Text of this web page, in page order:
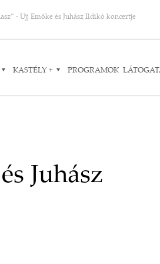
- Ujj Emőke és Juhász Ildikó koncertje
KASTÉLY + PROGRAMOK
Juhász